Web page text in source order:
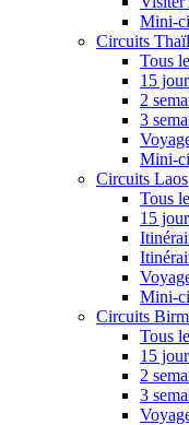
Mini-
Circuits
Tous
15
2
3
Mini-
Circuits Laos
Tous
15
Mini-
Circuits
Tous
15
2
3